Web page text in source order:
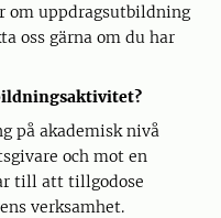
om uppdragsutbildning
oss gärna om du har
på akademisk nivå
och mot en
till att tillgodose
verksamhet.